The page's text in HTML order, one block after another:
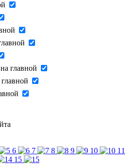
главной
6 7 8 9 10
11
15